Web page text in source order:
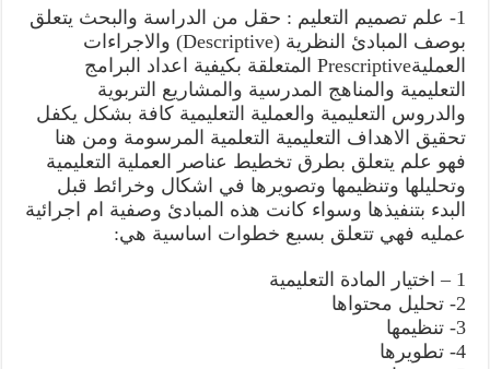
1- علم تصميم التعليم : حقل من الدراسة والبحث يتعلق
بوصف المبادئ النظرية (Descriptive) والاجراءات
العمليةPrescriptive المتعلقة بكيفية اعداد البرامج
التعليمية والمناهج المدرسية والمشاريع التربوية
والدروس التعليمية والعملية التعليمية كافة بشكل يكفل
تحقيق الاهداف التعليمية التعلمية المرسومة ومن هنا
فهو علم يتعلق بطرق تخطيط عناصر العملية التعليمية
وتحليلها وتنظيمها وتصويرها في اشكال وخرائط قبل
البدء بتنفيذها وسواء كانت هذه المبادئ وصفية ام اجرائية
عمليه فهي تتعلق بسبع خطوات اساسية هي:
1 – اختيار المادة التعليمية
2- تحليل محتواها
3- تنظيمها
4- تطويرها